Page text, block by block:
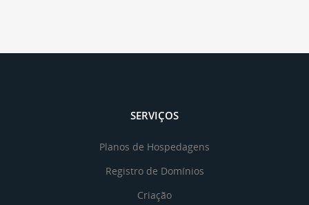
SERVIÇOS
Planos de Hospedagens
Registro de Domínios
Criação